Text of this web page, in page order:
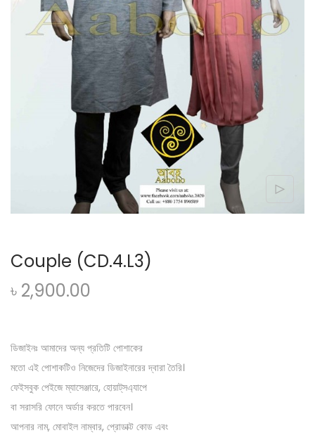
Couple (CD.4.L3)
৳ 2,900.00
ডিজাইনঃ আমাদের অন্য প্রতিটি পোশাকের
মতো এই পোশাকটিও নিজেদের ডিজাইনারের দ্বারা তৈরি।
ফেইসবুক পেইজে ম্যাসেঞ্জারে, হোয়াট্‌সএ্যাপে
বা সরাসরি ফোনে অর্ডার করতে পারবেন।
আপনার নাম, মোবাইল নাম্বার, প্রোডাক্ট কোড এবং